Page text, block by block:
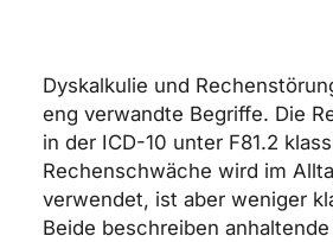
Dyskalkulie und
eng verwandte Begriffe. Die
in der ICD-10 unter F81.2
Rechenschwäche wird im
verwendet, ist aber weniger
Beide beschreiben